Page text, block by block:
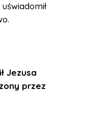
Jezusa
przez